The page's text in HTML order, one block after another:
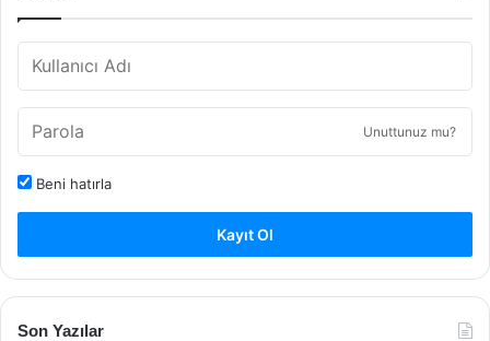
Unuttunuz mu?
Beni hatırla
Kayıt Ol
Son Yazılar